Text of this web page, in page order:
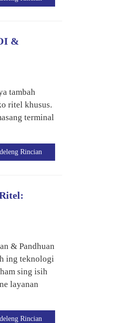
&
tambah
ritel khusus.
terminal
Rincian
& Pandhuan
ing teknologi
sing isih
layanan
Rincian